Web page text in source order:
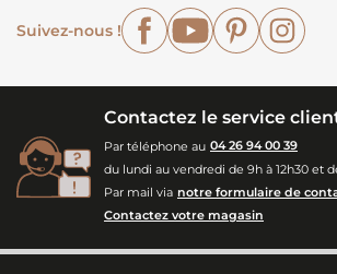
Suivez-nous !
FacebookYouTubePinterest
Contactez le service
Par téléphone au 04 26 94 00 39
du lundi au vendredi de 9h à 12h30 et
Par mail via notre formulaire de
Contactez votre magasin